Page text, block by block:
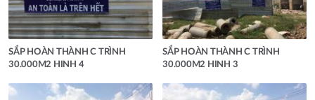
SẮP HOÀN THÀNH C TRÌNH
30.000M2 HINH 4
SẮP HOÀN THÀNH C TRÌNH
30.000M2 HINH 3